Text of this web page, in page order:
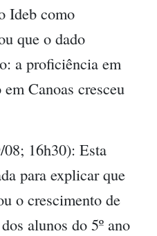
Ideb como
que o dado
a proficiência em
Canoas cresceu
16h30): Esta
para explicar que
o crescimento de
alunos do 5º ano